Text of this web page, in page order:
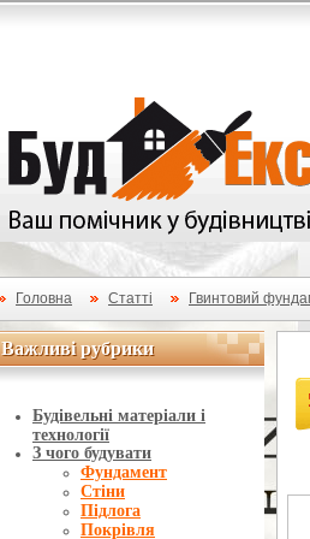
Головна Статті Гвинтовий
Важливі рубрики
Важливі рубрики
Будівельні матеріали і
технології
З чого будувати
Фундамент
Стіни
Підлога
Покрівля